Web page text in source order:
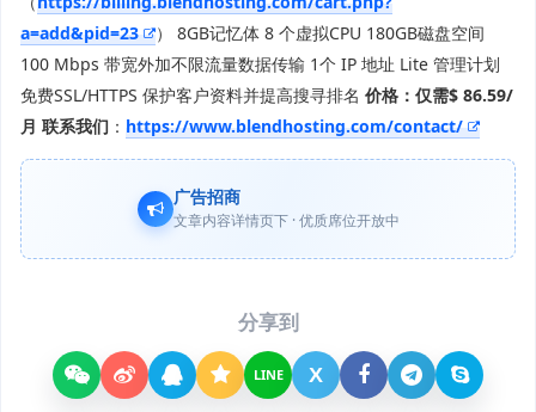
a=add&pid=23
） 8GB记忆体 8 个虚拟CPU 180GB磁盘空间
100 Mbps 带宽外加不限流量数据传输 1个 IP 地址 Lite 管理计划
免费SSL/HTTPS 保护客户资料并提高搜寻排名 价格：仅需$ 86.59/
月 联系我们 ： https://www.blendhosting.com/contact/
广告招商
文章内容详情页下 · 优质席位开放中
分享到
LINE X